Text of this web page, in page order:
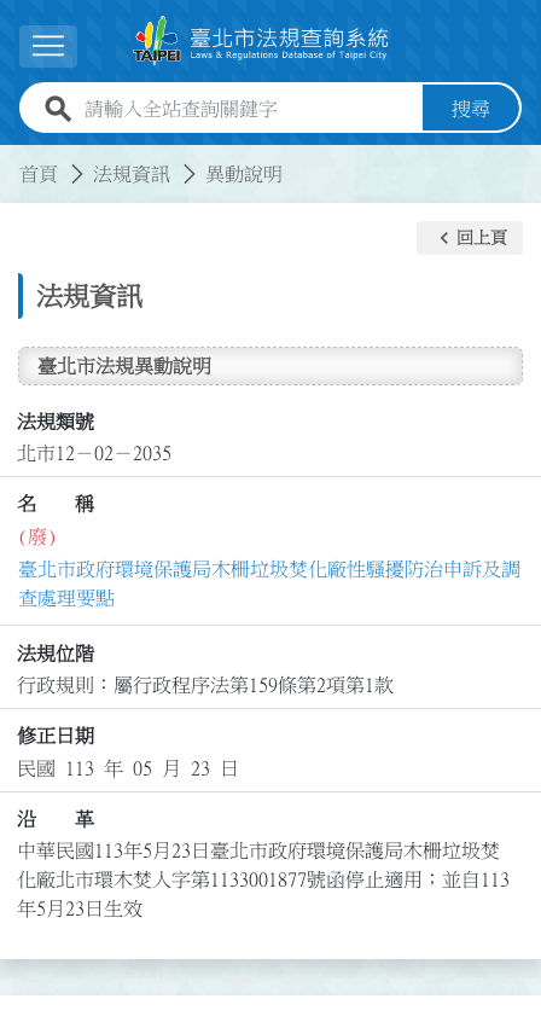
展開選單
全站查詢關鍵字欄位 搜尋
首頁 法規資訊 異動說明
法規資訊
keyboard_arrow_left 回上頁
臺北市法規異動說明
法規類號
北市12－02－2035
名 稱
(廢)
臺北市政府環境保護局木柵垃圾焚化廠性騷擾防治申訴及調
查處理要點
法規位階
行政規則：屬行政程序法第159條第2項第1款
修正日期
民國 113 年 05 月 23 日
沿 革
中華民國113年5月23日臺北市政府環境保護局木柵垃圾焚
化廠北市環木焚人字第1133001877號函停止適用；並自113
年5月23日生效